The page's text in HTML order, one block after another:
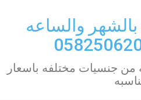
والساعه
من جنسيات مختلفه باسعار